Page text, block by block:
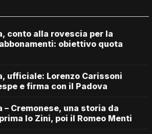
conto alla rovescia per la
obiettivo quota
ufficiale: Lorenzo Carissoni
e firma con il Padova
– Cremonese, una storia da
lo Zini, poi il Romeo Menti